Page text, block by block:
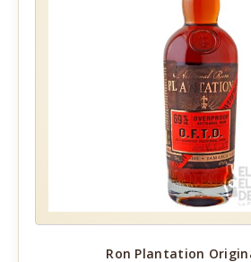
Ron Plantation